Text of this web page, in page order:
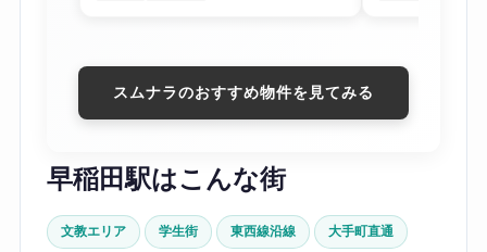
スムナラのおすすめ物件を見てみる
早稲田駅はこんな街
文教エリア 学生街 東西線沿線 大手町直通